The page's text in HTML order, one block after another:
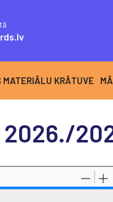
MATERIĀLU KRĀTUVE